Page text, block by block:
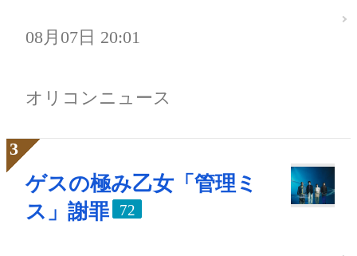
08月07日 20:01
オリコンニュース
ゲスの極み乙女「管理ミ
ス」謝罪
72